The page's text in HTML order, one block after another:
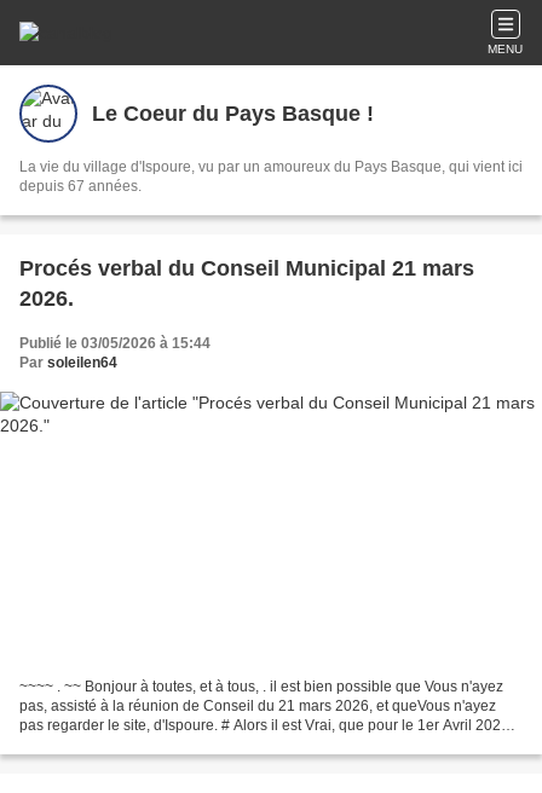
MENU
Le Coeur du Pays Basque !
La vie du village d'Ispoure, vu par un amoureux du Pays Basque, qui vient ici
depuis 67 années.
Procés verbal du Conseil Municipal 21 mars
2026.
Publié le 03/05/2026 à 15:44
Par soleilen64
~~~~ . ~~ Bonjour à toutes, et à tous, . il est bien possible que Vous n'ayez
pas, assisté à la réunion de Conseil du 21 mars 2026, et queVous n'ayez
pas regarder le site, d'Ispoure. # Alors il est Vrai, que pour le 1er Avril 2026,